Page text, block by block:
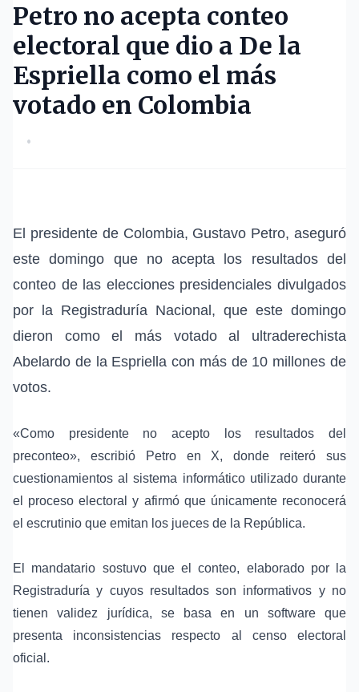
Petro no acepta conteo
electoral que dio a De la
Espriella como el más
votado en Colombia
•
El presidente de Colombia, Gustavo Petro, aseguró
este domingo que no acepta los resultados del
conteo de las elecciones presidenciales divulgados
por la Registraduría Nacional , que este domingo
dieron como el más votado al ultraderechista
Abelardo de la Espriella con más de 10 millones de
votos.
«Como presidente no acepto los resultados del
preconteo», escribió Petro en X, donde reiteró sus
cuestionamientos al sistema informático utilizado durante
el proceso electoral y afirmó que únicamente reconocerá
el escrutinio que emitan los jueces de la República.
El mandatario sostuvo que el conteo, elaborado por la
Registraduría y cuyos resultados son informativos y no
tienen validez jurídica, se basa en un software que
presenta inconsistencias respecto al censo electoral
oficial.